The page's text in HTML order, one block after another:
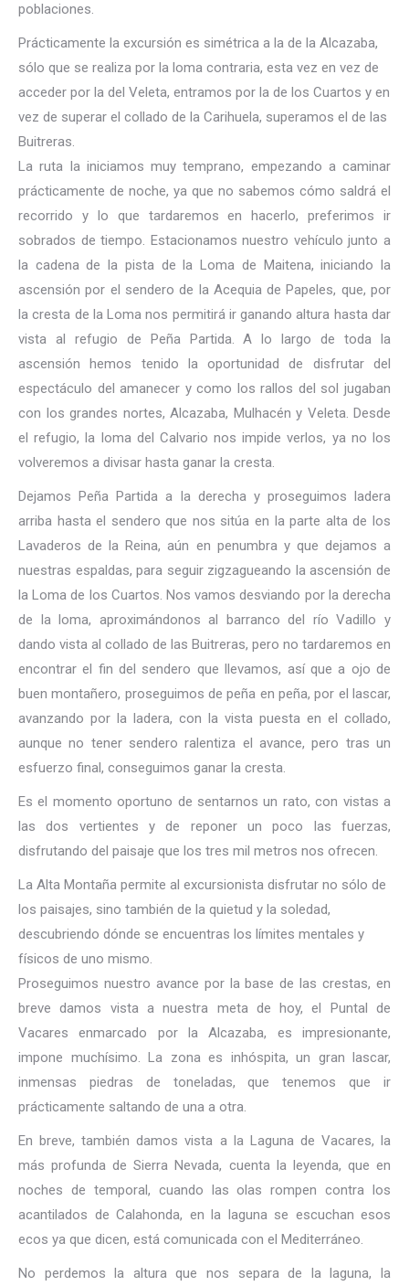
poblaciones.
Prácticamente la excursión es simétrica a la de la Alcazaba,
sólo que se realiza por la loma contraria, esta vez en vez de
acceder por la del Veleta, entramos por la de los Cuartos y en
vez de superar el collado de la Carihuela, superamos el de las
Buitreras.
La ruta la iniciamos muy temprano, empezando a caminar
prácticamente de noche, ya que no sabemos cómo saldrá el
recorrido y lo que tardaremos en hacerlo, preferimos ir
sobrados de tiempo. Estacionamos nuestro vehículo junto a
la cadena de la pista de la Loma de Maitena, iniciando la
ascensión por el sendero de la Acequia de Papeles, que, por
la cresta de la Loma nos permitirá ir ganando altura hasta dar
vista al refugio de Peña Partida. A lo largo de toda la
ascensión hemos tenido la oportunidad de disfrutar del
espectáculo del amanecer y como los rallos del sol jugaban
con los grandes nortes, Alcazaba, Mulhacén y Veleta. Desde
el refugio, la loma del Calvario nos impide verlos, ya no los
volveremos a divisar hasta ganar la cresta.
Dejamos Peña Partida a la derecha y proseguimos ladera
arriba hasta el sendero que nos sitúa en la parte alta de los
Lavaderos de la Reina, aún en penumbra y que dejamos a
nuestras espaldas, para seguir zigzagueando la ascensión de
la Loma de los Cuartos. Nos vamos desviando por la derecha
de la loma, aproximándonos al barranco del río Vadillo y
dando vista al collado de las Buitreras, pero no tardaremos en
encontrar el fin del sendero que llevamos, así que a ojo de
buen montañero, proseguimos de peña en peña, por el lascar,
avanzando por la ladera, con la vista puesta en el collado,
aunque no tener sendero ralentiza el avance, pero tras un
esfuerzo final, conseguimos ganar la cresta.
Es el momento oportuno de sentarnos un rato, con vistas a
las dos vertientes y de reponer un poco las fuerzas,
disfrutando del paisaje que los tres mil metros nos ofrecen.
La Alta Montaña permite al excursionista disfrutar no sólo de
los paisajes, sino también de la quietud y la soledad,
descubriendo dónde se encuentras los límites mentales y
físicos de uno mismo.
Proseguimos nuestro avance por la base de las crestas, en
breve damos vista a nuestra meta de hoy, el Puntal de
Vacares enmarcado por la Alcazaba, es impresionante,
impone muchísimo. La zona es inhóspita, un gran lascar,
inmensas piedras de toneladas, que tenemos que ir
prácticamente saltando de una a otra.
En breve, también damos vista a la Laguna de Vacares, la
más profunda de Sierra Nevada, cuenta la leyenda, que en
noches de temporal, cuando las olas rompen contra los
acantilados de Calahonda, en la laguna se escuchan esos
ecos ya que dicen, está comunicada con el Mediterráneo.
No perdemos la altura que nos separa de la laguna, la